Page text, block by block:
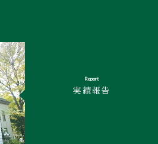
Report
実績報告